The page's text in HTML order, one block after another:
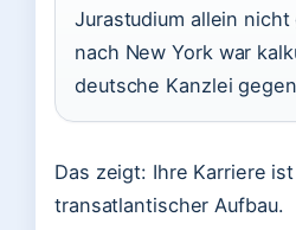
Jurastudium allein
nach New York war
deutsche Kanzlei
Das zeigt: Ihre Karriere
transatlantischer Aufbau.